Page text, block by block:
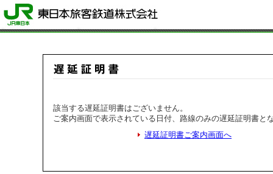
該当する遅延証明書はございません。
ご案内画面で表示されている日付、路線のみの遅延証明書と
遅延証明書ご案内画面へ